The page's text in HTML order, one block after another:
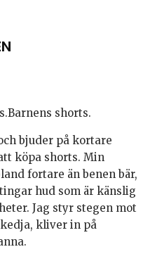
shorts.
bjuder på kortare
köpa shorts. Min
fortare än benen bär,
hud som är känslig
Jag styr stegen mot
kliver in på